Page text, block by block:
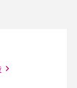
復元する方法も解説
解説
方法を解説